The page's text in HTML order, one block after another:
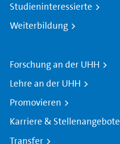
Studieninteressierte
Weiterbildung
Forschung an der UHH
Lehre an der UHH
Promovieren
Karriere & Stellenangebote
Transfer